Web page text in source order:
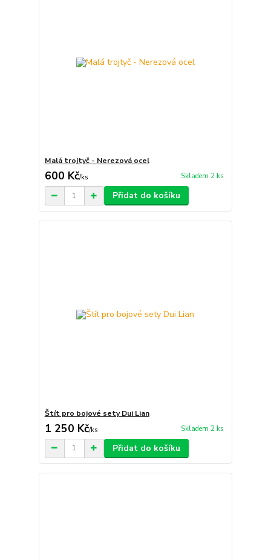
Malá trojtyč - Nerezová ocel
600 Kč/ks Skladem 2 ks
Přidat do košíku
Štít pro bojové sety Dui Lian
1 250 Kč/ks Skladem 2 ks
Přidat do košíku